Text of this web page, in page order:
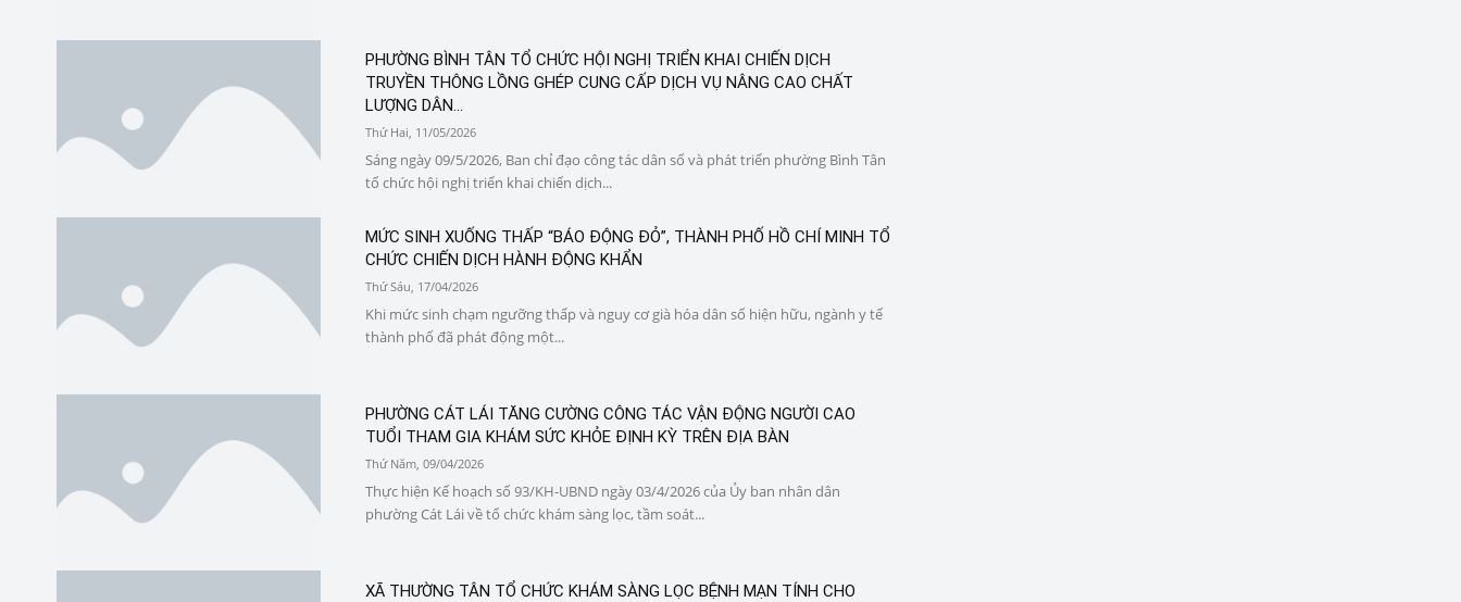
PHƯỜNG BÌNH TÂN TỔ CHỨC HỘI NGHỊ TRIỂN KHAI CHIẾN DỊCH
TRUYỀN THÔNG LỒNG GHÉP CUNG CẤP DỊCH VỤ NÂNG CAO CHẤT
LƯỢNG DÂN...
Thứ Hai, 11/05/2026
Sáng ngày 09/5/2026, Ban chỉ đạo công tác dân số và phát triển phường Bình Tân
tổ chức hội nghị triển khai chiến dịch...
MỨC SINH XUỐNG THẤP “BÁO ĐỘNG ĐỎ”, THÀNH PHỐ HỒ CHÍ MINH TỔ
CHỨC CHIẾN DỊCH HÀNH ĐỘNG KHẨN
Thứ Sáu, 17/04/2026
Khi mức sinh chạm ngưỡng thấp và nguy cơ già hóa dân số hiện hữu, ngành y tế
thành phố đã phát động một...
PHƯỜNG CÁT LÁI TĂNG CƯỜNG CÔNG TÁC VẬN ĐỘNG NGƯỜI CAO
TUỔI THAM GIA KHÁM SỨC KHỎE ĐỊNH KỲ TRÊN ĐỊA BÀN
Thứ Năm, 09/04/2026
Thực hiện Kế hoạch số 93/KH-UBND ngày 03/4/2026 của Ủy ban nhân dân
phường Cát Lái về tổ chức khám sàng lọc, tầm soát...
XÃ THƯỜNG TÂN TỔ CHỨC KHÁM SÀNG LỌC BỆNH MẠN TÍNH CHO